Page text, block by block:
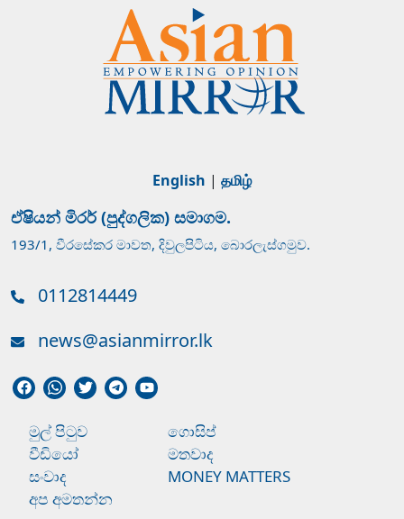
English | தமிழ்
ඒෂියන් මිරර් (පුද්ගලික) සමාගම.
193/1, වීරසේකර මාවත, දිවුලපිටිය, බොරලැස්ගමුව.
0112814449
news@asianmirror.lk
මුල් පිටුව
ගොසිප්
වීඩියෝ
මතවාද
සංවාද
MONEY MATTERS
අප අමතන්න